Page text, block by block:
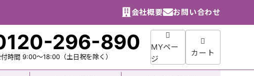
会社概要 お問い合わせ
MYペー
ジ
カート
296-890
時間 9:00～18:00（土日祝を除く）